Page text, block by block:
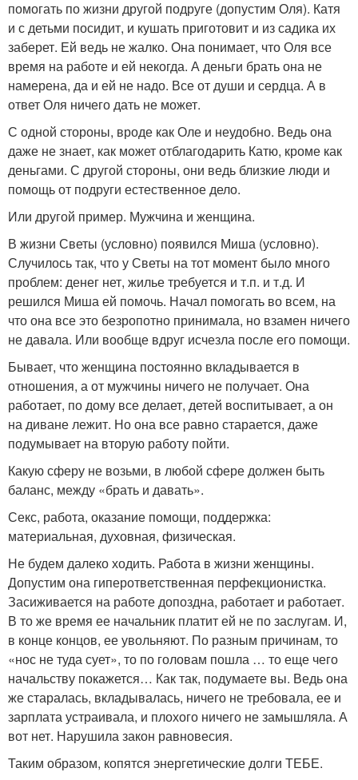
помогать по жизни другой подруге (допустим Оля). Катя
и с детьми посидит, и кушать приготовит и из садика их
заберет. Ей ведь не жалко. Она понимает, что Оля все
время на работе и ей некогда. А деньги брать она не
намерена, да и ей не надо. Все от души и сердца. А в
ответ Оля ничего дать не может.
С одной стороны, вроде как Оле и неудобно. Ведь она
даже не знает, как может отблагодарить Катю, кроме как
деньгами. С другой стороны, они ведь близкие люди и
помощь от подруги естественное дело.
Или другой пример. Мужчина и женщина.
В жизни Светы (условно) появился Миша (условно).
Случилось так, что у Светы на тот момент было много
проблем: денег нет, жилье требуется и т.п. и т.д. И
решился Миша ей помочь. Начал помогать во всем, на
что она все это безропотно принимала, но взамен ничего
не давала. Или вообще вдруг исчезла после его помощи.
Бывает, что женщина постоянно вкладывается в
отношения, а от мужчины ничего не получает. Она
работает, по дому все делает, детей воспитывает, а он
на диване лежит. Но она все равно старается, даже
подумывает на вторую работу пойти.
Какую сферу не возьми, в любой сфере должен быть
баланс, между «брать и давать».
Секс, работа, оказание помощи, поддержка:
материальная, духовная, физическая.
Не будем далеко ходить. Работа в жизни женщины.
Допустим она гиперответственная перфекционистка.
Засиживается на работе допоздна, работает и работает.
В то же время ее начальник платит ей не по заслугам. И,
в конце концов, ее увольняют. По разным причинам, то
«нос не туда сует», то по головам пошла … то еще чего
начальству покажется… Как так, подумаете вы. Ведь она
же старалась, вкладывалась, ничего не требовала, ее и
зарплата устраивала, и плохого ничего не замышляла. А
вот нет. Нарушила закон равновесия.
Таким образом, копятся энергетические долги ТЕБЕ.